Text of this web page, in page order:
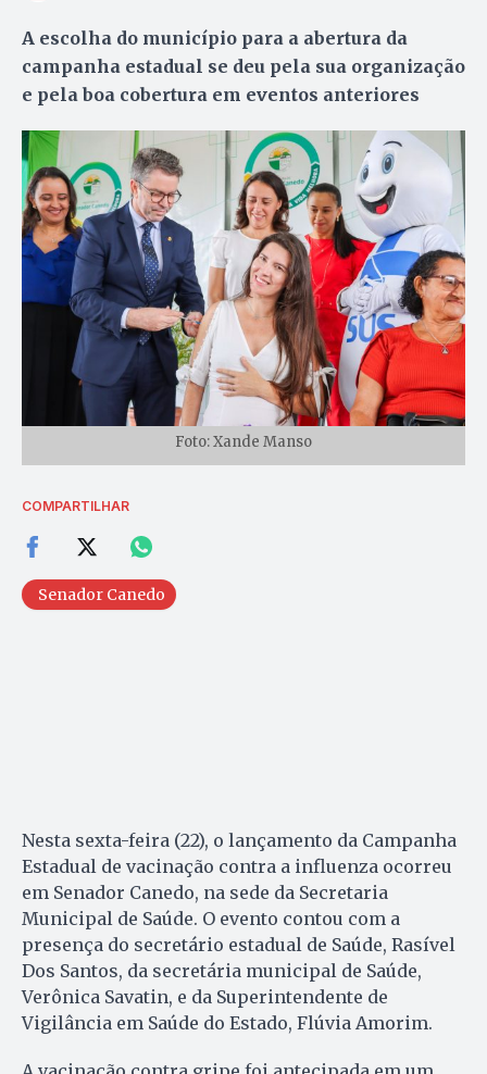
A escolha do município para a abertura da
campanha estadual se deu pela sua organização
e pela boa cobertura em eventos anteriores
Foto: Xande Manso
COMPARTILHAR
Senador Canedo
Nesta sexta-feira (22), o lançamento da Campanha
Estadual de vacinação contra a influenza ocorreu
em Senador Canedo, na sede da Secretaria
Municipal de Saúde. O evento contou com a
presença do secretário estadual de Saúde, Rasível
Dos Santos, da secretária municipal de Saúde,
Verônica Savatin, e da Superintendente de
Vigilância em Saúde do Estado, Flúvia Amorim.